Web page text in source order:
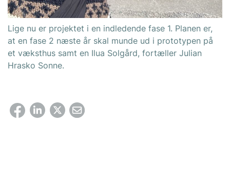
Lige nu er projektet i en indledende fase 1. Planen er,
at en fase 2 næste år skal munde ud i prototypen på
et væksthus samt en Ilua Solgård, fortæller Julian
Hrasko Sonne.